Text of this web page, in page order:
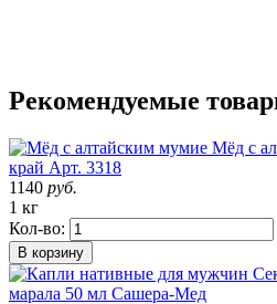
Рекомендуемые
Мёд с
край Арт. 3318
1140 руб.
1 кг
Кол-во:
В корзину